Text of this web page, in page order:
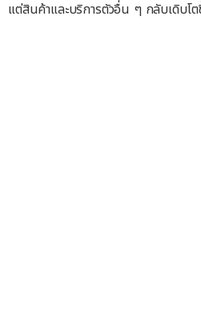
แต่สินค้าและบริการตัวอื่น ๆ กลับเดิบโ